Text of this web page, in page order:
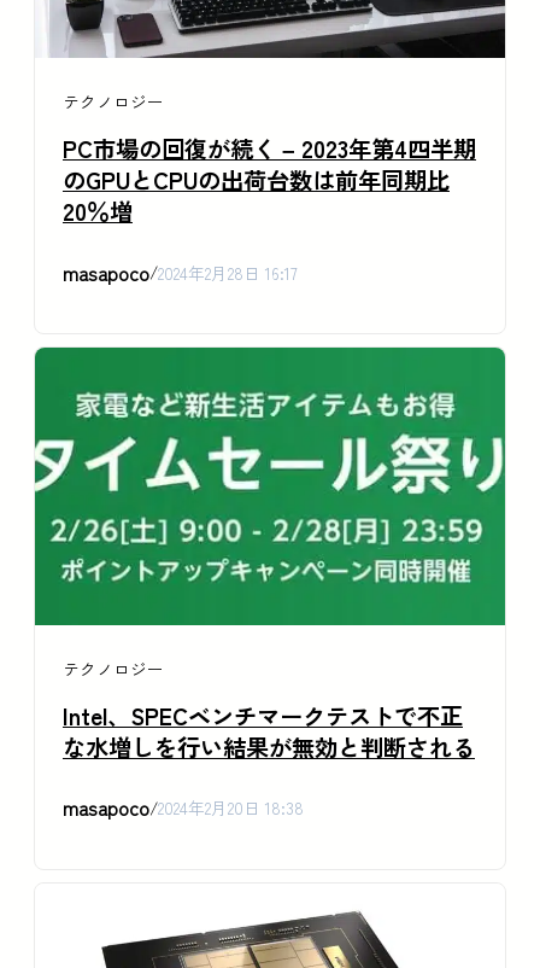
テクノロジー
PC市場の回復が続く – 2023年第4四半期
のGPUとCPUの出荷台数は前年同期比
20％増
masapoco/2024年2月28日 16:17
テクノロジー
Intel、SPECベンチマークテストで不正
な水増しを行い結果が無効と判断される
masapoco/2024年2月20日 18:38